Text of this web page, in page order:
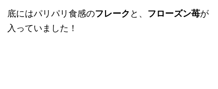
底にはパリパリ食感のフレーク と、 フローズン苺が
入っていました！